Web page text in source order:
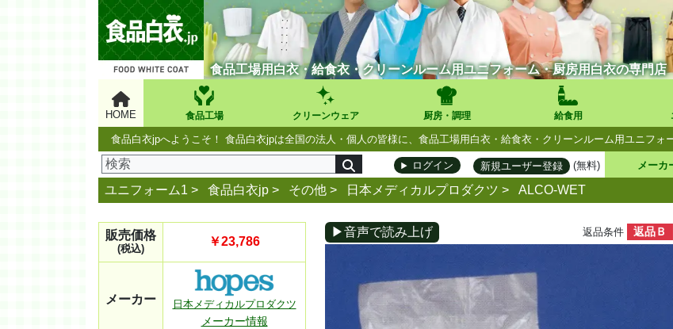
食品工場用白衣・給食衣・クリーンルーム用ユニフォーム・厨房用白衣の専門店
HOME 食品工場 クリーンウェア 厨房・調理 給食用
食品白衣jpへようこそ！ 食品白衣jpは全国の法人・個人の皆様に、食品工場用白衣・給食衣・クリーンルーム用ユニフォ
ログイン 新規ユーザー登録 (無料) メーカ
ユニフォーム1 > 食品白衣jp > その他 > 日本メディカルプロダクツ > ALCO-WET
販売価格
(税込)
￥23,786
メーカー 日本メディカルプロダクツ
メーカー情報
▶音声で読み上げ 返品条件 返品Ｂ